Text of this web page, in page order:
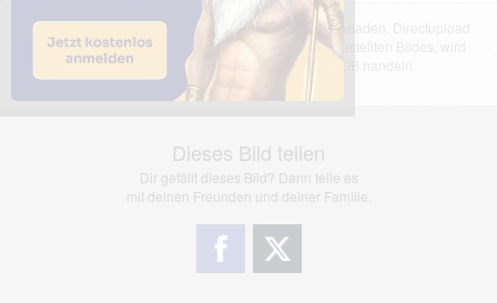
Das dargestellte Bild wurde von einem Nutzer hochgeladen. Directupload
übernimmt keinerlei Haftung für den Inhalt des dargestellten Bildes, wird
jedoch bei Verstößen nach §2(3) unserer AGB handeln.
Dieses Bild teilen
Dir gefällt dieses Bild? Dann teile es
mit deinen Freunden und deiner Familie.